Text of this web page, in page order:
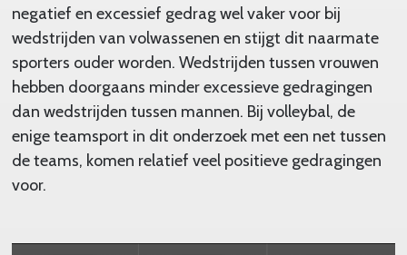
negatief en excessief gedrag wel vaker voor bij
wedstrijden van volwassenen en stijgt dit naarmate
sporters ouder worden. Wedstrijden tussen vrouwen
hebben doorgaans minder excessieve gedragingen
dan wedstrijden tussen mannen. Bij volleybal, de
enige teamsport in dit onderzoek met een net tussen
de teams, komen relatief veel positieve gedragingen
voor.